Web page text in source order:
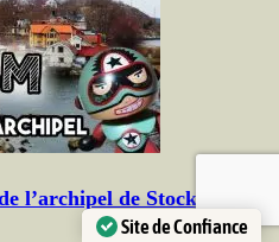
l’archipel de Stockholm
Site de Confiance